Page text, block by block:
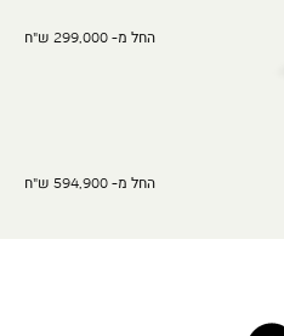
החל מ- 299,000 ש"ח
החל מ- 594,900 ש"ח